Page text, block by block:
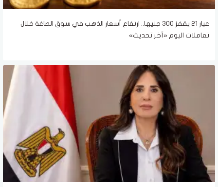
عيار 21 يقفز 300 جنيها.. ارتفاع أسعار الذهب في سوق الصاغة خلال
تعاملات اليوم «آخر تحديث»